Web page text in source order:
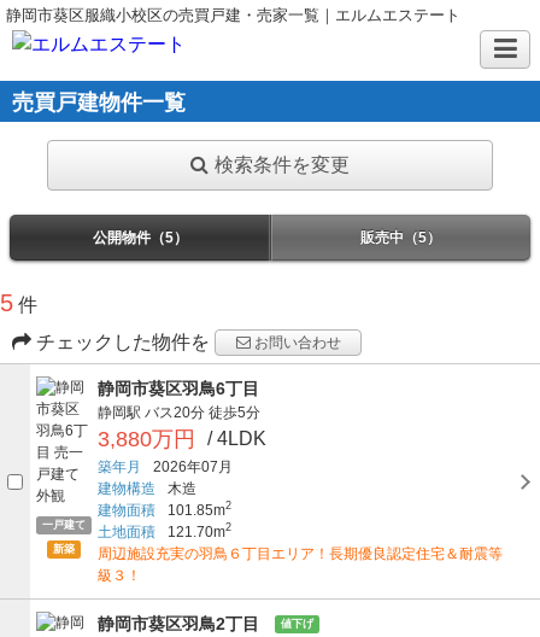
静岡市葵区服織小校区の売買戸建・売家一覧｜エルムエステート
売買戸建物件一覧
検索条件を変更
公開物件（5） 販売中（5）
5 件
チェックした物件を
お問い合わせ
一戸建て
新築
静岡市葵区羽鳥6丁目
静岡駅 バス20分 徒歩5分
3,880万円 / 4LDK
築年月
2026年07月
建物構造
木造
建物面積
101.85m2
土地面積 121.70m2
周辺施設充実の羽鳥６丁目エリア！長期優良認定住宅＆耐震等
級３！
静岡市葵区羽鳥2丁目 値下げ